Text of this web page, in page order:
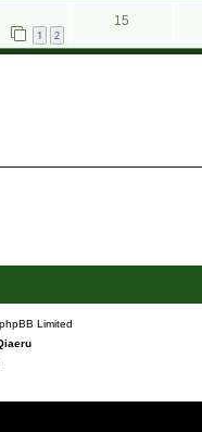
1 2
15
Limited